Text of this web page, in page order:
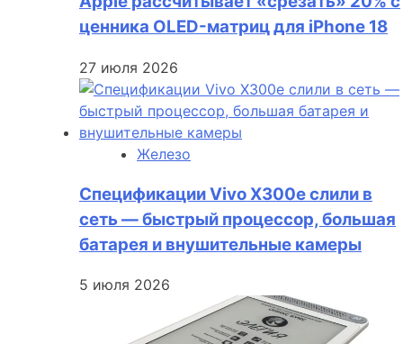
ценника OLED-матриц для iPhone 18
27 июля 2026
Железо
Спецификации Vivo X300e слили в
сеть — быстрый процессор, большая
батарея и внушительные камеры
5 июля 2026